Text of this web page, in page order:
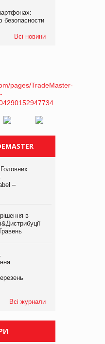
Всі новини
–
в
Всі журнали